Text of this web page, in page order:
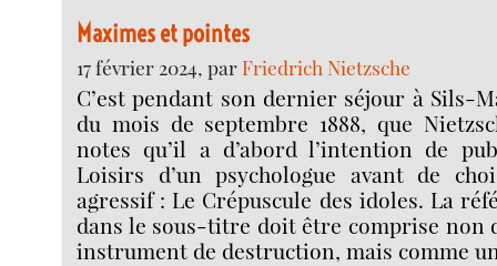
Maximes et pointes
17 février 2024, parFriedrich Nietzsche
C’est pendant son dernier séjour à Sils-
du mois de septembre 1888, que
notes qu’il a d’abord l’intention de
Loisirs d’un psychologue avant de
agressif : Le Crépuscule des idoles. La
dans le sous-titre doit être comprise non
instrument de destruction, mais comme